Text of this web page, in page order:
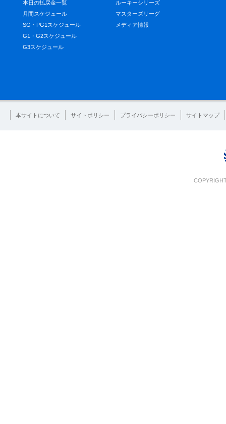
本日の払戻金一覧
月間スケジュール
SG・PG1スケジュール
G1・G2スケジュール
G3スケジュール
ルーキーシリーズ
マスターズリーグ
メディア情報
本サイトについて サイトポリシー プライバシーポリシー サイトマップ